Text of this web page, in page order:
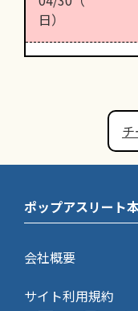
日）
ポップアスリート
会社概要
サイト利用規約